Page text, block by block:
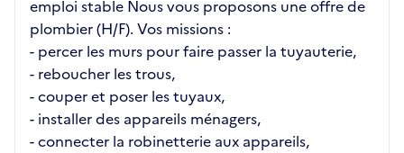
emploi stable Nous vous proposons une offre de
plombier (H/F). Vos missions :
- percer les murs pour faire passer la tuyauterie,
- reboucher les trous,
- couper et poser les tuyaux,
- installer des appareils ménagers,
- connecter la robinetterie aux appareils,